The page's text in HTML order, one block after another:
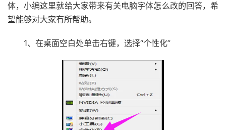
体，小编这里就给大家带来有关电脑字体怎么改的回答，希
望能够对大家有所帮助。
1、在桌面空白处单击右键，选择“个性化”